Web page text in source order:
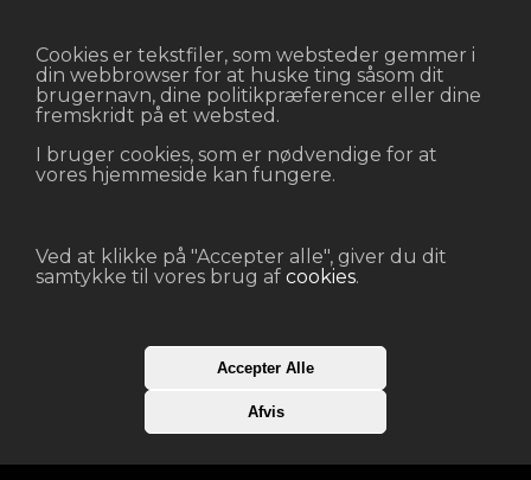
Junior
ANDET
Vilkår og betingelser
Cookies er tekstfiler, som websteder gemmer i
din webbrowser for at huske ting såsom dit
brugernavn, dine politikpræferencer eller dine
fremskridt på et websted.
I bruger cookies, som er nødvendige for at
vores hjemmeside kan fungere.
Ved at klikke på "Accepter alle", giver du dit
samtykke til vores brug af cookies.
Accepter Alle
Afvis